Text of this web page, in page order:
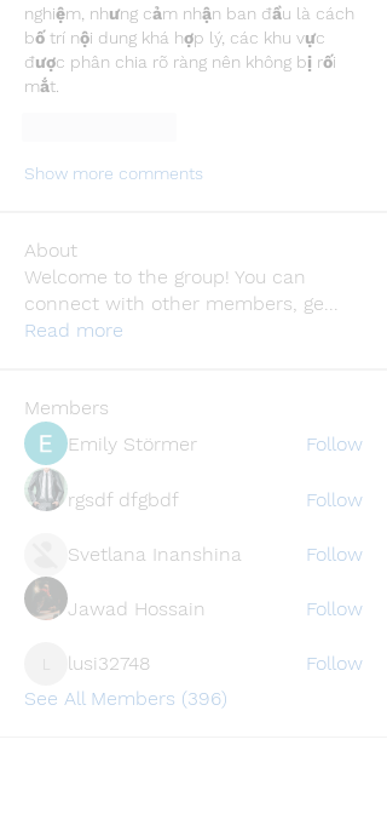
nghiệm, nhưng cảm nhận ban đầu là cách
bố trí nội dung khá hợp lý, các khu vực
được phân chia rõ ràng nên không bị rối
mắt.
Show more comments
About
Welcome to the group! You can
connect with other members, ge...
Read more
Members
Emily Störmer
Follow
rgsdf dfgbdf Follow
Svetlana Inanshina Follow
Jawad Hossain Follow
lusi32748
lusi32748
Follow
See All Members (396)